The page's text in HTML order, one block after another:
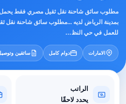
مطلوب سائق شاحنة نقل ثقيل مصري فقط
بمدينة الرياض لديه ...مطلوب سائق شاحنة
للعمل في حي النظ…
الامارات دوام كامل سائقين
الراتب
يحدد لاحقًا